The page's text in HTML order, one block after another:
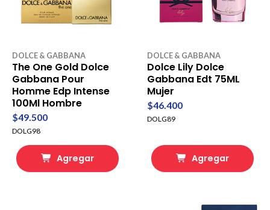
DOLCE & GABBANA
The One Gold Dolce
Gabbana Pour
Homme Edp Intense
100Ml Hombre
$49.500
DOLG98
Agregar
DOLCE & GABBANA
Dolce Lily Dolce
Gabbana Edt 75ML
Mujer
$46.400
DOLG89
Agregar